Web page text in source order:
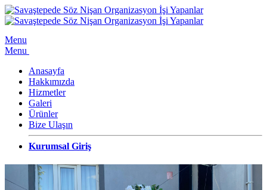
Menu
Menu
Anasayfa
Hakkımızda
Hizmetler
Galeri
Ürünler
Bize Ulaşın
Kurumsal Giriş